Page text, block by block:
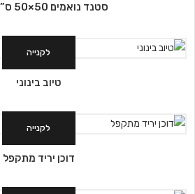
סטנד נואמים 50×50 ס”מ מואר
לקנייה
טיוב בינוני
לקנייה
דוכן יריד מתקפל